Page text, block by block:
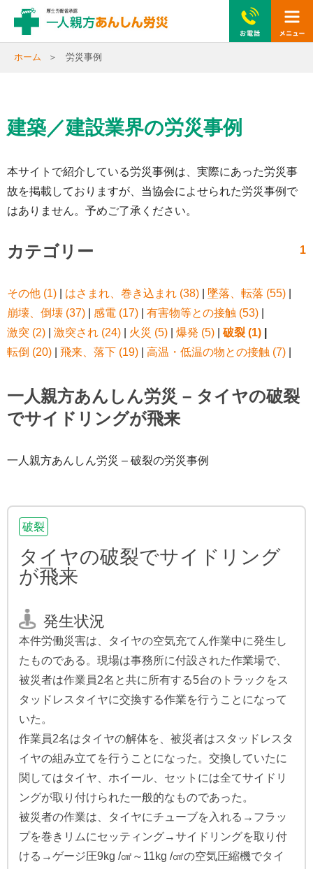
ホーム 労災事例
建築／建設業界の労災事例
本サイトで紹介している労災事例は、実際にあった労災事
故を掲載しておりますが、当協会によせられた労災事例で
はありません。予めご了承ください。
1
カテゴリー
その他 (1) はさまれ、巻き込まれ (38) 墜落、転落 (55)
崩壊、倒壊 (37)
感電 (17) 有害物等との接触 (53)
激突 (2)
激突され (24) 火災 (5) 爆発 (5) 破裂 (1)
転倒 (20)
飛来、落下 (19) 高温・低温の物との接触 (7)
一人親方あんしん労災 – タイヤの破裂
でサイドリングが飛来
一人親方あんしん労災 – 破裂の労災事例
破裂
タイヤの破裂でサイドリング
が飛来
発生状況
本件労働災害は、タイヤの空気充てん作業中に発生し
たものである。現場は事務所に付設された作業場で、
被災者は作業員2名と共に所有する5台のトラックをス
タッドレスタイヤに交換する作業を行うことになって
いた。
作業員2名はタイヤの解体を、被災者はスタッドレスタ
イヤの組み立てを行うことになった。交換していたに
関してはタイヤ、ホイール、セットには全てサイドリ
ングが取り付けられた一般的なものであった。
被災者の作業は、タイヤにチューブを入れる→フラッ
プを巻きリムにセッティング→サイドリングを取り付
ける→ゲージ圧9kg /㎠～11kg /㎠の空気圧縮機でタイ